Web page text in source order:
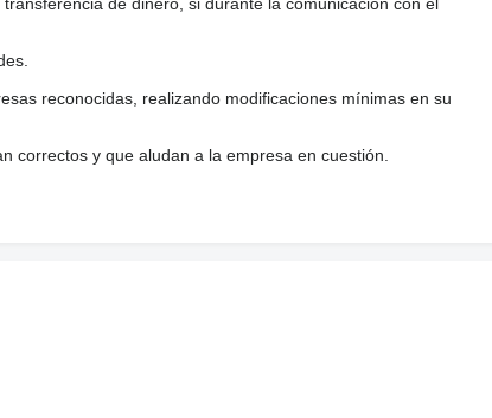
reconocidas, realizando modificaciones mínimas en su
correctos y que aludan a la empresa en cuestión.